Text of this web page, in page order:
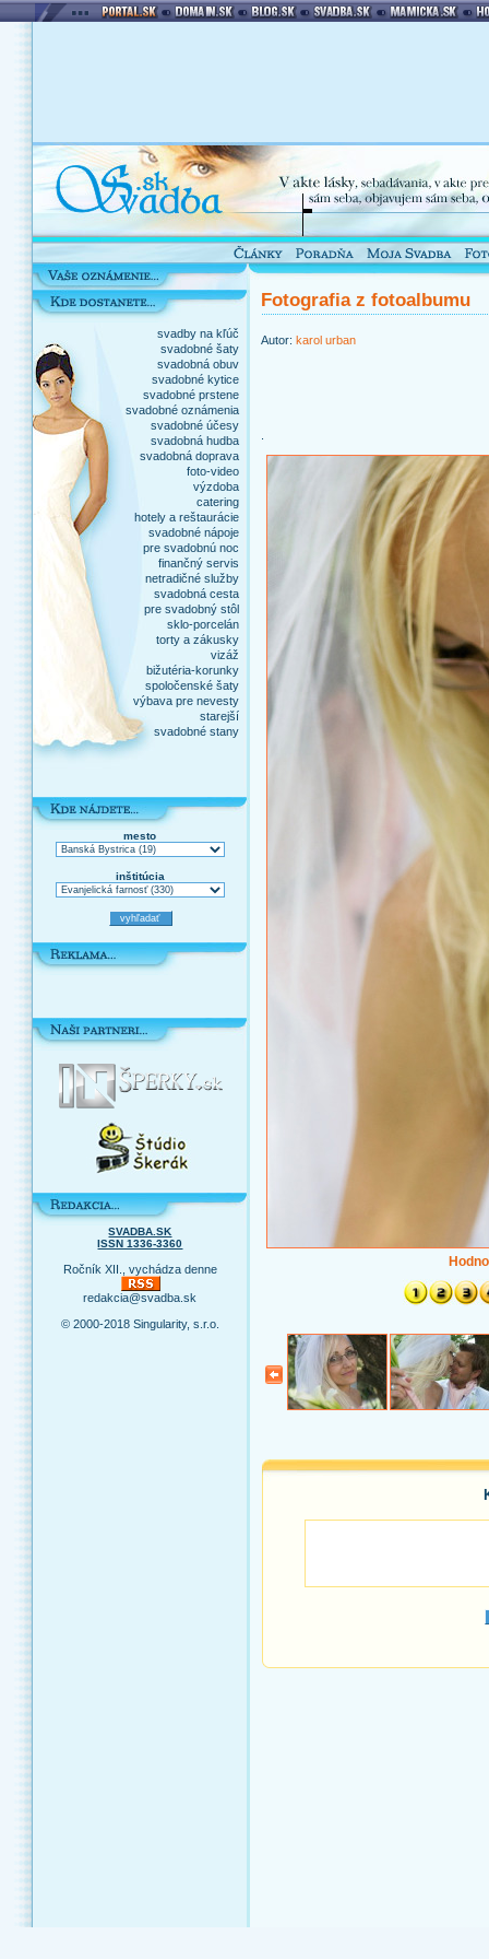
svadby na kľúč
svadobné šaty
svadobná obuv
svadobné kytice
svadobné prstene
svadobné oznámenia
svadobné účesy
svadobná hudba
svadobná doprava
foto-video
výzdoba
catering
hotely a reštaurácie
svadobné nápoje
pre svadobnú noc
finančný servis
netradičné služby
svadobná cesta
pre svadobný stôl
sklo-porcelán
torty a zákusky
vizáž
bižutéria-korunky
spoločenské šaty
výbava pre nevesty
starejší
svadobné stany
mesto
inštitúcia
SVADBA.SK
ISSN 1336-3360
Ročník XII., vychádza denne
redakcia@svadba.sk
© 2000-2018 Singularity, s.r.o.
Fotografia z fotoalbumu
Autor:karol urban